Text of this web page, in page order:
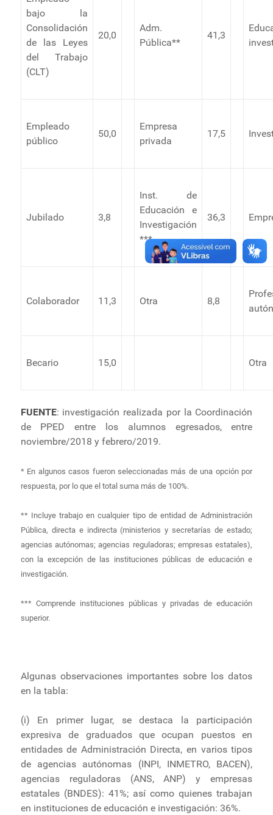
bajo la
Consolidación
de las Leyes
del Trabajo
(CLT)
20,0
Adm.
Pública**
41,3
Empleado
público
50,0
Empresa
privada
17,5
Jubilado 3,8
Inst. de
Educación e
Investigación
***
36,3
Colaborador 11,3 Otra 8,8
Becario 15,0 Otra
FUENTE: investigación realizada por la Coordinación
de PPED entre los alumnos egresados, entre
noviembre/2018 y febrero/2019.
* En algunos casos fueron seleccionadas más de una opción por
respuesta, por lo que el total suma más de 100%.
** Incluye trabajo en cualquier tipo de entidad de Administración
Pública, directa e indirecta (ministerios y secretarías de estado;
agencias autónomas; agencias reguladoras; empresas estatales),
con la excepción de las instituciones públicas de educación e
investigación.
*** Comprende instituciones públicas y privadas de educación
superior.
Algunas observaciones importantes sobre los datos
en la tabla:
(i) En primer lugar, se destaca la participación
expresiva de graduados que ocupan puestos en
entidades de Administración Directa, en varios tipos
de agencias autónomas (INPI, INMETRO, BACEN),
agencias reguladoras (ANS, ANP) y empresas
estatales (BNDES): 41%; así como quienes trabajan
en instituciones de educación e investigación: 36%.